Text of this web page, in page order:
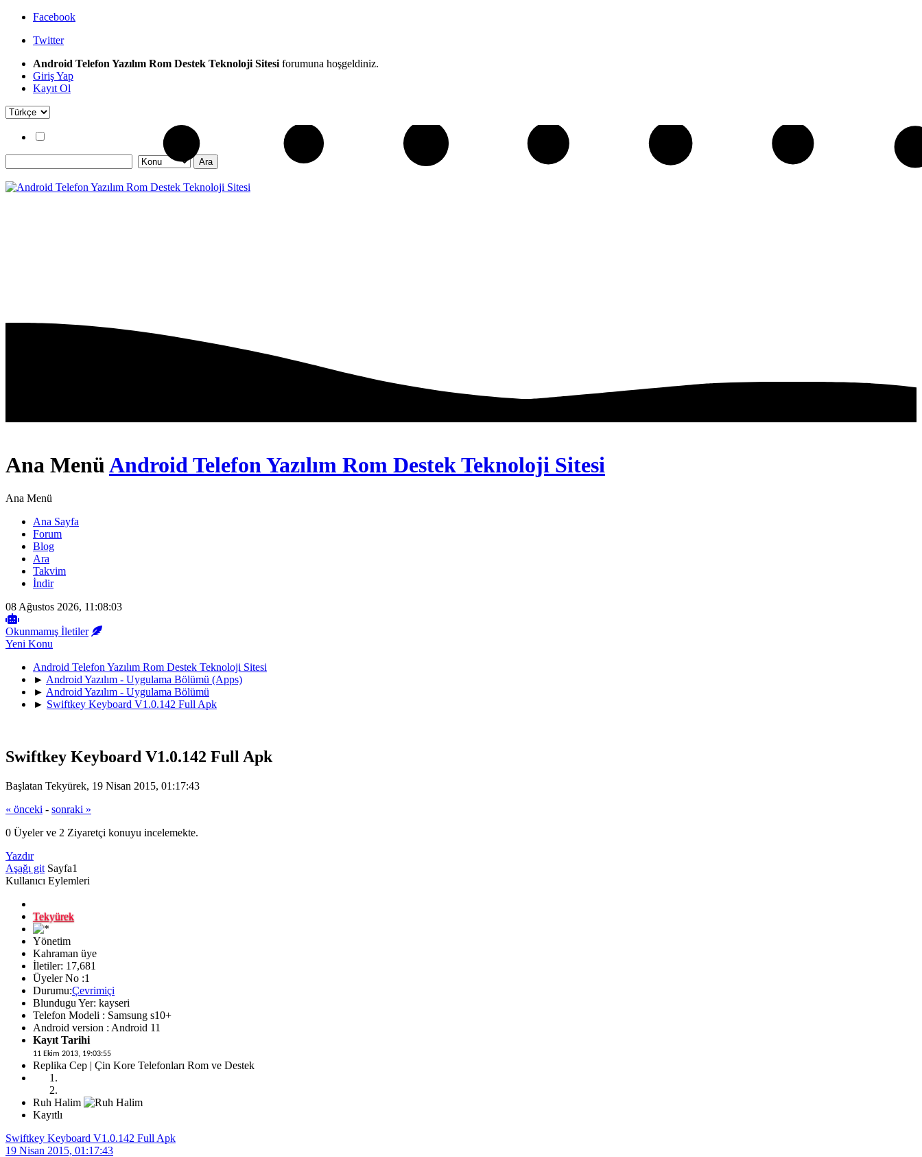
Facebook
Twitter
Android Telefon Yazılım Rom Destek Teknoloji Sitesi forumuna hoşgeldiniz.
Giriş Yap
Kayıt Ol
Ana MenüAndroid Telefon Yazılım Rom Destek Teknoloji Sitesi
Ana Menü
Ana Sayfa
Forum
Blog
Ara
Takvim
İndir
08 Ağustos 2026, 11:08:03
Okunmamış İletiler
Yeni Konu
Android Telefon Yazılım Rom Destek Teknoloji Sitesi
► Android Yazılım - Uygulama Bölümü (Apps)
► Android Yazılım - Uygulama Bölümü
► Swiftkey Keyboard V1.0.142 Full Apk
Swiftkey Keyboard V1.0.142 Full Apk
Başlatan Tekyürek, 19 Nisan 2015, 01:17:43
« önceki - sonraki »
0 Üyeler ve 2 Ziyaretçi konuyu incelemekte.
Yazdır
Aşağı git Sayfa1
Kullanıcı Eylemleri
Tekyürek
Yönetim
Kahraman üye
İletiler: 17,681
Üyeler No :1
Durumu:Çevrimiçi
Blundugu Yer: kayseri
Telefon Modeli : Samsung s10+
Android version : Android 11
Kayıt Tarihi
11 Ekim 2013, 19:03:55
Replika Cep | Çin Kore Telefonları Rom ve Destek
Ruh Halim
Kayıtlı
Swiftkey Keyboard V1.0.142 Full Apk
19 Nisan 2015, 01:17:43